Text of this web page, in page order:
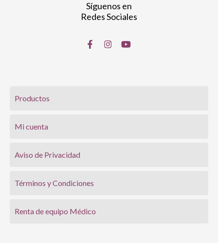
Síguenos en
Redes Sociales
Productos
Mi cuenta
Aviso de Privacidad
Términos y Condiciones
Renta de equipo Médico